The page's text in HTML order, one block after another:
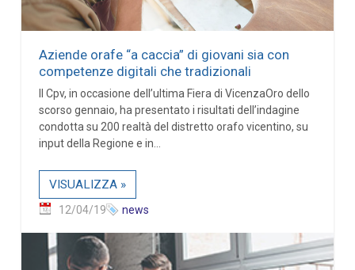
Aziende orafe “a caccia” di giovani sia con
competenze digitali che tradizionali
Il Cpv, in occasione dell’ultima Fiera di VicenzaOro dello
scorso gennaio, ha presentato i risultati dell’indagine
condotta su 200 realtà del distretto orafo vicentino, su
input della Regione e in...
VISUALIZZA »
12/04/19 news